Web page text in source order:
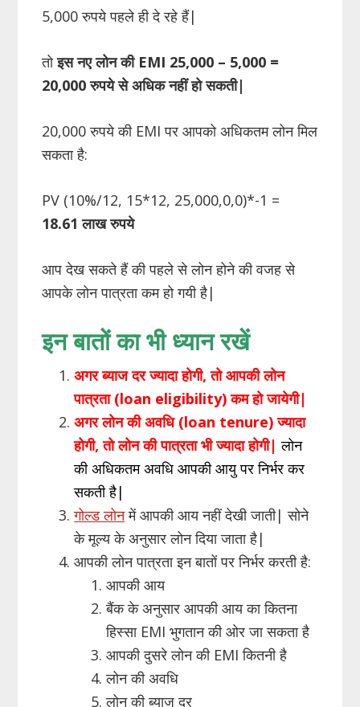
5,000 रुपये पहले ही दे रहे हैं|
तोइस नए लोन की EMI 25,000 – 5,000 =
20,000 रुपये से अधिक नहीं हो सकती|
20,000 रुपये की EMI पर आपको अधिकतम लोन मिल
सकता है:
PV (10%/12, 15*12, 25,000,0,0)*-1 =
18.61 लाख रुपये
आप देख सकते हैं की पहले से लोन होने की वजह से
आपके लोन पात्रता कम हो गयी है|
इन बातों का भी ध्यान रखें
अगर ब्याज दर ज्यादा होगी, तो आपकी लोन
पात्रता (loan eligibility) कम हो जायेगी|
अगर लोन की अवधि (loan tenure) ज्यादा
होगी, तो लोन की पात्रता भी ज्यादा होगी|लोन
की अधिकतम अवधि आपकी आयु पर निर्भर कर
सकती है|
गोल्ड लोनमें आपकी आय नहीं देखी जाती| सोने
के मूल्य के अनुसार लोन दिया जाता है|
आपकी लोन पात्रता इन बातों पर निर्भर करती है:
आपकी आय
बैंक के अनुसार आपकी आय का कितना
हिस्सा EMI भुगतान की ओर जा सकता है
आपकी दुसरे लोन की EMI कितनी है
लोन की अवधि
लोन की ब्याज दर